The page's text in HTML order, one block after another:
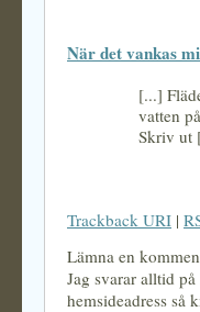
När det vankas
[...]
vatten
Skriv ut
Trackback URI |
Lämna en
Jag svarar alltid
hemsideadress så